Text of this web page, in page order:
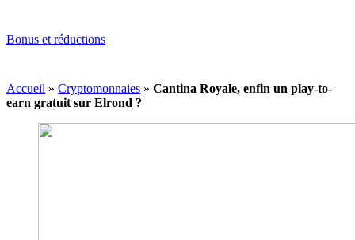
Bonus et réductions
Accueil » Cryptomonnaies » Cantina Royale, enfin un play-to-
earn gratuit sur Elrond ?